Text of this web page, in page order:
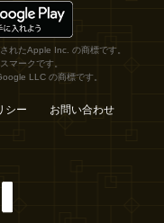
れたApple Inc. の商標です。
マークです。
LLC の商標です。
シー お問い合わせ